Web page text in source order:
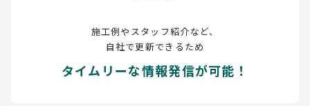
施工例やスタッフ紹介など、
自社で更新できるため
タイムリーな情報発信が可能！